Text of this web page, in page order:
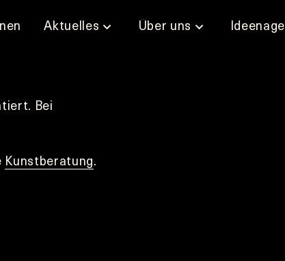
Aktuelles Über uns
Bei
Kunstberatung.